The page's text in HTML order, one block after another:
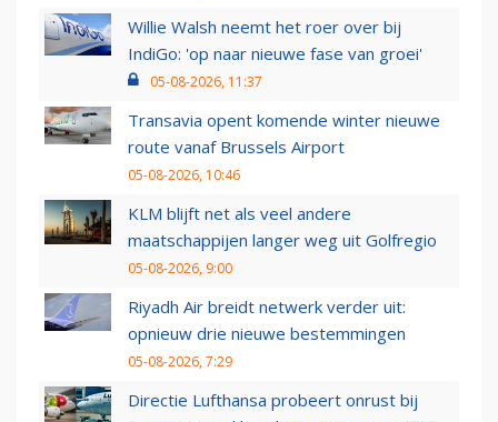
Willie Walsh neemt het roer over bij
IndiGo: 'op naar nieuwe fase van groei'
05-08-2026, 11:37
Transavia opent komende winter nieuwe
route vanaf Brussels Airport
05-08-2026, 10:46
KLM blijft net als veel andere
maatschappijen langer weg uit Golfregio
05-08-2026, 9:00
Riyadh Air breidt netwerk verder uit:
opnieuw drie nieuwe bestemmingen
05-08-2026, 7:29
Directie Lufthansa probeert onrust bij